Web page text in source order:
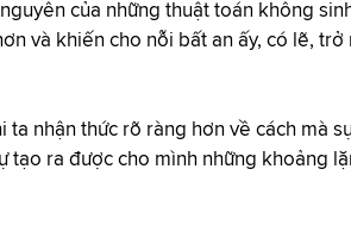
của những thuật toán không
và khiến cho nỗi bất an ấy, có lẽ,
ta nhận thức rõ ràng hơn về cách mà
tạo ra được cho mình những khoảng